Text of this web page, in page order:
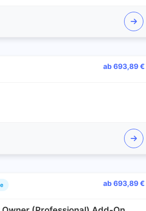
ab 693,89 €
ab 693,89 €